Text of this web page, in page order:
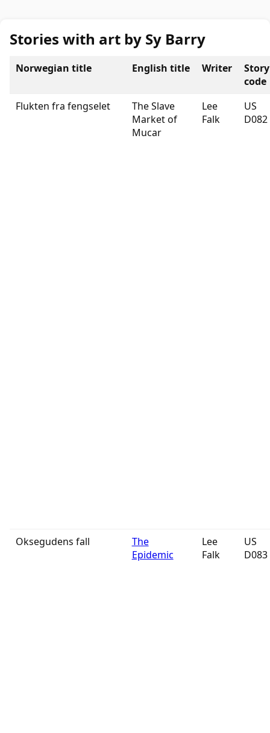
Stories with art by Sy Barry
Norwegian title English title Writer
Story
code
Flukten fra fengselet
The Slave
Market of
Mucar
Lee
Falk
US
D082
Oksegudens fall
The
Epidemic
Lee
Falk
US
D083